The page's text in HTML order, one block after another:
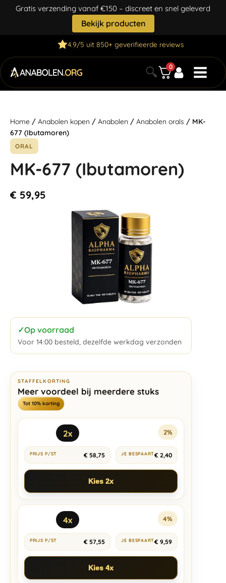
Gratis verzending vanaf €150 – discreet en snel geleverd
Bekijk producten
4.9/5 uit 850+ geverifieerde reviews
🔍 0
Home / Anabolen kopen / Anabolen / Anabolen orals / MK-
677 (Ibutamoren)
ORAL
MK-677 (Ibutamoren)
€ 59,95
✓Op voorraad
Voor 14:00 besteld, dezelfde werkdag verzonden
STAFFELKORTING
Meer voordeel bij meerdere stuks
Tot 10% korting
2x 2%
€ 58,75 € 2,40
Kies 2x
4x 4%
€ 57,55 € 9,59
Kies 4x